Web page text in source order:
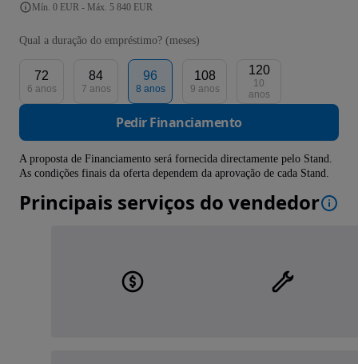
Mín. 0 EUR - Máx. 5 840 EUR
Qual a duração do empréstimo? (meses)
72
6 anos
84
7 anos
96
8 anos
108
9 anos
120
10
anos
Pedir Financiamento
A proposta de Financiamento será fornecida directamente pelo Stand.
As condições finais da oferta dependem da aprovação de cada Stand.
Principais serviços do vendedor